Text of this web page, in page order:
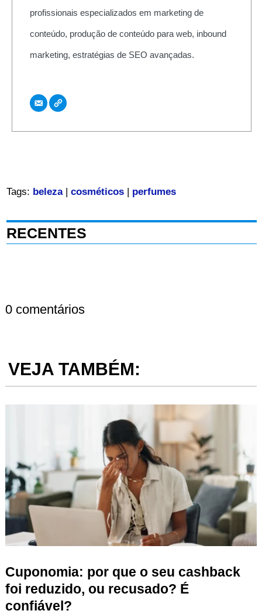
profissionais especializados em marketing de
conteúdo, produção de conteúdo para web, inbound
marketing, estratégias de SEO avançadas.
Tags: beleza| cosméticos| perfumes
RECENTES
0 comentários
VEJA TAMBÉM:
Cuponomia: por que o seu cashback
foi reduzido, ou recusado? É
confiável?